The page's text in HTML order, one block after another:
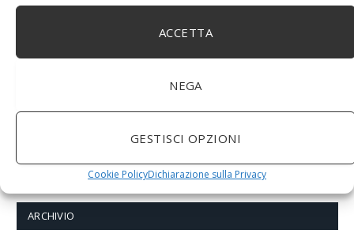
ACCETTA
NEGA
GESTISCI OPZIONI
Cookie PolicyDichiarazione sulla Privacy
Viaggi
ARCHIVIO